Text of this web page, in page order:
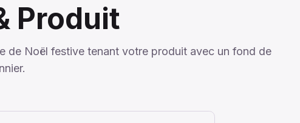
Produit
de Noël festive tenant votre produit avec un fond de